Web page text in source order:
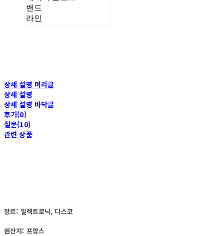
밴드
라인
상세 설명 머리글
상세 설명
상세 설명 바닥글
후기(0)
질문(10)
관련 상품
장르: 일렉트로닉, 디스코
원산지: 프랑스